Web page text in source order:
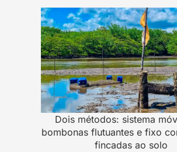
Dois métodos: sistema
bombonas flutuantes e fixo
fincadas ao solo